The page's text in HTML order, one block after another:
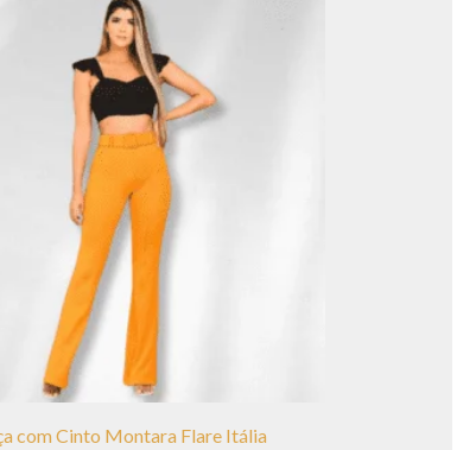
com Cinto Montara Flare Itália